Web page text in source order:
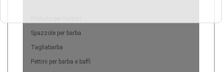
Spazzole per barba
Tagliabarba
Pettini per barba e baffi